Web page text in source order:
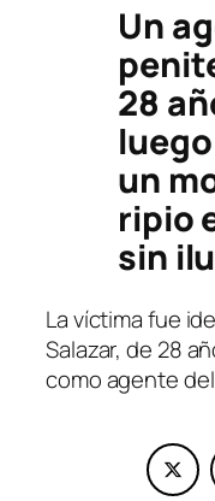
Un
28
un
ripio
sin
La víctima fue
Salazar, de 28
como agente